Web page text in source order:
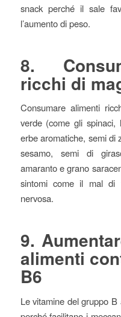
snack perché il sale
l’aumento di peso.
8.
ricchi di
Consumare alimenti
verde (come gli
erbe aromatiche, semi di
sesamo, semi di
amaranto e grano
sintomi come il mal di
nervosa.
9.
alimenti
B6
Le vitamine del gruppo